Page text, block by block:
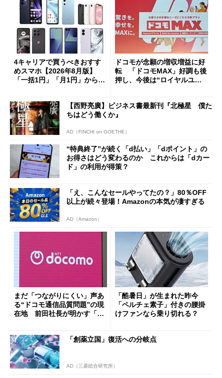
4キャリアで買うべきおすす
めスマホ【2026年8月版】
「一括1円」「月1円」からお
ドコモが念願の増収増益に好
転 「ドコモMAX」好調も後
押し、今後は“ロイヤルユー
【西野亮廣】ビジネス書最新刊『北極星 僕た
ちはどう働くか』
AD（FINCHI on GOETHE）
“特典終了”が続く「d払い」「dポイント」の
お得さはどう変わるのか これからは「dカー
ド」の利用が得策？
「え、こんなセールやってたの？」80％OFF
以上が続々登場！Amazonの本気が凄すぎる
AD（Amazon）
まだ「つながりにくい」声あ
る“ドコモ通信品質問題”の現
在地 前田社長が明かす「道
「酷暑日」が生まれた昨今
「ペルチェ素子」付きの腰掛
けファンなら乗り切れる？
「創薬立国」復活への分岐点
AD（三菱総合研究所）